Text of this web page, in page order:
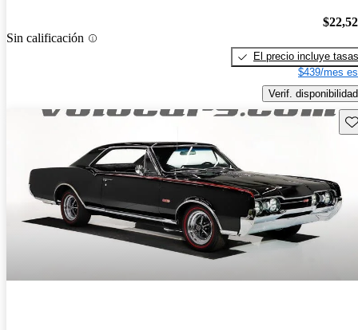
Sin calificación
El precio incluye tasas
$439/mes
Verif. disponibilidad